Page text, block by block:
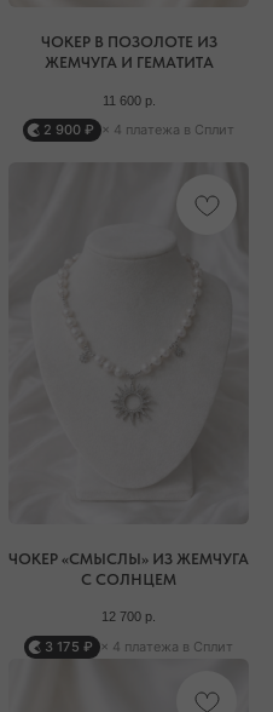
ЧОКЕР В ПОЗОЛОТЕ ИЗ
ЖЕМЧУГА И ГЕМАТИТА
11 600 р.
2 900 ₽ × 4 платежа в Сплит
ЧОКЕР «СМЫСЛЫ» ИЗ ЖЕМЧУГА
С СОЛНЦЕМ
12 700 р.
3 175 ₽ × 4 платежа в Сплит